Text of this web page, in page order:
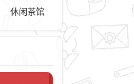
休闲茶馆